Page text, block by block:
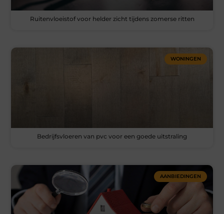
Ruitenvloeistof voor helder zicht tijdens zomerse ritten
WONINGEN
Bedrijfsvloeren van pvc voor een goede uitstraling
AANBIEDINGEN